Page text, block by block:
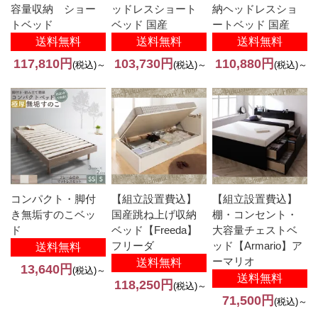
容量収納 ショー
送料無料
117,810円 (税込)～
ッドレスショート
送料無料
103,730円 (税込)～
納ヘッドレスショ
送料無料
110,880円 (税込)～
コンパクト・脚付
き無垢すのこベッ
送料無料
13,640円 (税込)～
【組立設置費込】
国産跳ね上げ収納
ベッド【Freeda】
送料無料
118,250円 (税込)～
【組立設置費込】
棚・コンセント・
大容量チェストベ
ッド【Armario】ア
送料無料
71,500円 (税込)～